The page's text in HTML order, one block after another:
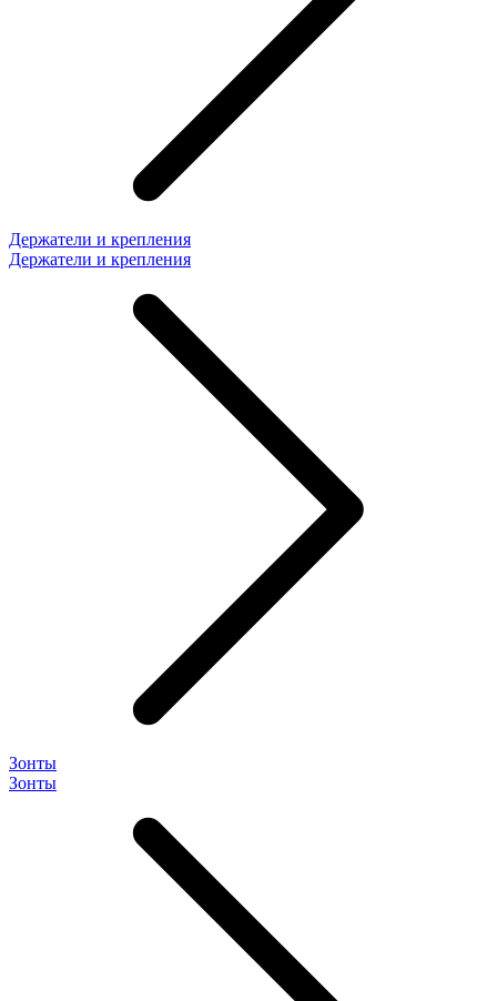
Держатели и крепления
Держатели и крепления
Зонты
Зонты